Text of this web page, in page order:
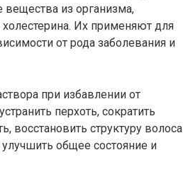
из организма,
Их применяют для
от рода заболевания и
при избавлении от
перхоть, сократить
восстановить структуру волоса
общее состояние и